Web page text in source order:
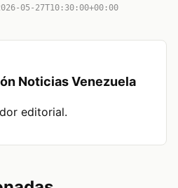
05-27T10:30:00+00:00
Noticias Venezuela
editorial.